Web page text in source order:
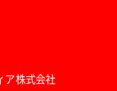
ア株式会社